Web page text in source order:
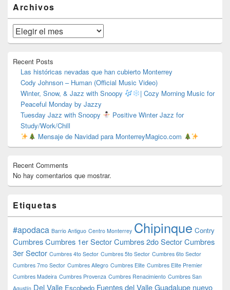
área
de
widget
barra
lateral
Archivos
Archivos
Recent Posts
Las históricas nevadas que han cubierto Monterrey
Cody Johnson – Human (Official Music Video)
Winter, Snow, & Jazz with Snoopy
| Cozy Morning Music for
Peaceful Monday by Jazzy
Tuesday Jazz with Snoopy
Positive Winter Jazz for
Study/Work/Chill
Mensaje de Navidad para MonterreyMagico.com
Recent Comments
No hay comentarios que mostrar.
Etiquetas
#apodaca Barrio Antiguo Centro Monterrey Chipinque Contry
CumbresCumbres 1er SectorCumbres 2do SectorCumbres
3er Sector Cumbres 4to Sector Cumbres 5to Sector Cumbres 6to Sector
Cumbres 7mo Sector Cumbres Allegro Cumbres Elite Cumbres Elite Premier
Cumbres Madeira Cumbres Provenza Cumbres Renacimiento Cumbres San
Agustín Del Valle Escobedo Fuentes del ValleGuadalupe nuevo